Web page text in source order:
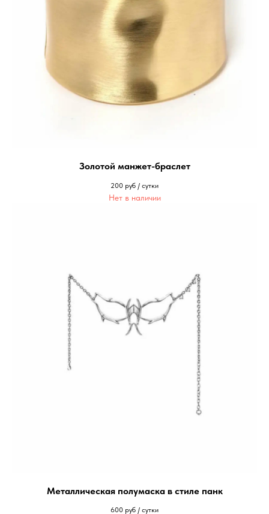
Золотой манжет-браслет
200 руб / сутки
Нет в наличии
Металлическая полумаска в стиле панк
600 руб / сутки